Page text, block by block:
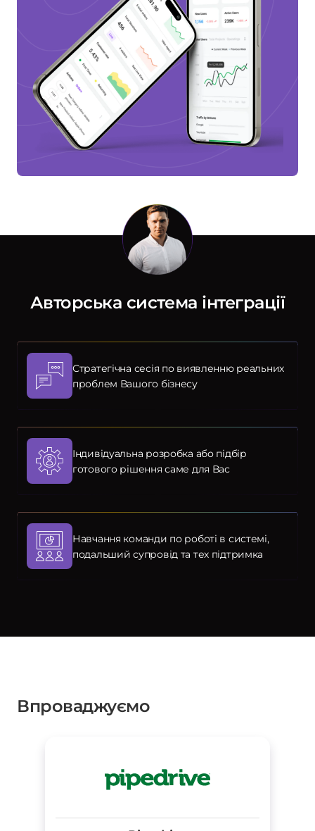
Авторська система інтеграції
Стратегічна сесія по виявленню реальних
проблем Вашого бізнесу
Індивідуальна розробка або підбір
готового рішення саме для Вас
Навчання команди по роботі в системі,
подальший супровід та тех підтримка
Впроваджуємо